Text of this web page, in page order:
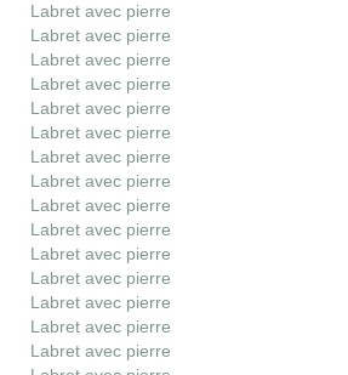
Labret avec pierre
Labret avec pierre
Labret avec pierre
Labret avec pierre
Labret avec pierre
Labret avec pierre
Labret avec pierre
Labret avec pierre
Labret avec pierre
Labret avec pierre
Labret avec pierre
Labret avec pierre
Labret avec pierre
Labret avec pierre
Labret avec pierre